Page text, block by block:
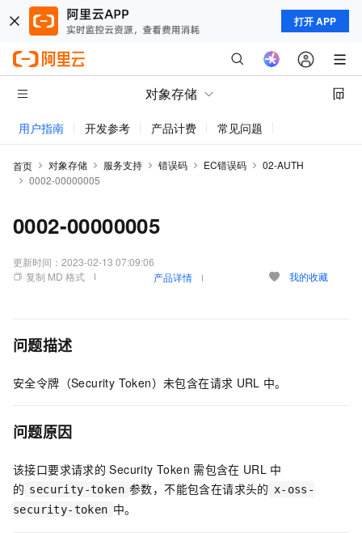
打开 APP
对象存储
用户指南 开发参考 产品计费 常见问题
首页 对象存储 服务支持 错误码 EC错误码
02-AUTH
0002-00000005
0002-00000005
更新时间： 2023-02-13 07:09:06
复制 MD 格式
产品详情 我的收藏
问题描述
安全令牌（Security Token）未包含在请求 URL 中。
问题原因
该接口要求请求的 Security Token 需包含在 URL 中
的 security-token 参数，不能包含在请求头的 x-oss-
security-token 中。